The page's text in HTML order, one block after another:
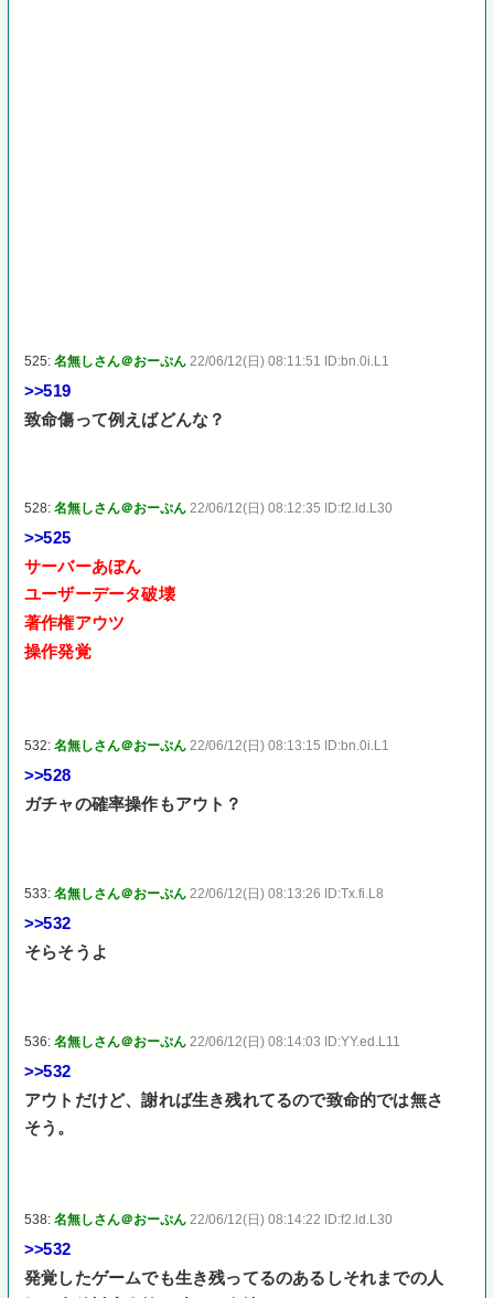
525:名無しさん＠おーぷん 22/06/12(日) 08:11:51 ID:bn.0i.L1
>>519
致命傷って例えばどんな？
528:名無しさん＠おーぷん 22/06/12(日) 08:12:35 ID:f2.ld.L30
>>525
サーバーあぼん
ユーザーデータ破壊
著作権アウツ
操作発覚
532:名無しさん＠おーぷん 22/06/12(日) 08:13:15 ID:bn.0i.L1
>>528
ガチャの確率操作もアウト？
533:名無しさん＠おーぷん 22/06/12(日) 08:13:26 ID:Tx.fi.L8
>>532
そらそうよ
536:名無しさん＠おーぷん 22/06/12(日) 08:14:03 ID:YY.ed.L11
>>532
アウトだけど、謝れば生き残れてるので致命的では無さ
そう。
538:名無しさん＠おーぷん 22/06/12(日) 08:14:22 ID:f2.ld.L30
>>532
発覚したゲームでも生き残ってるのあるしそれまでの人